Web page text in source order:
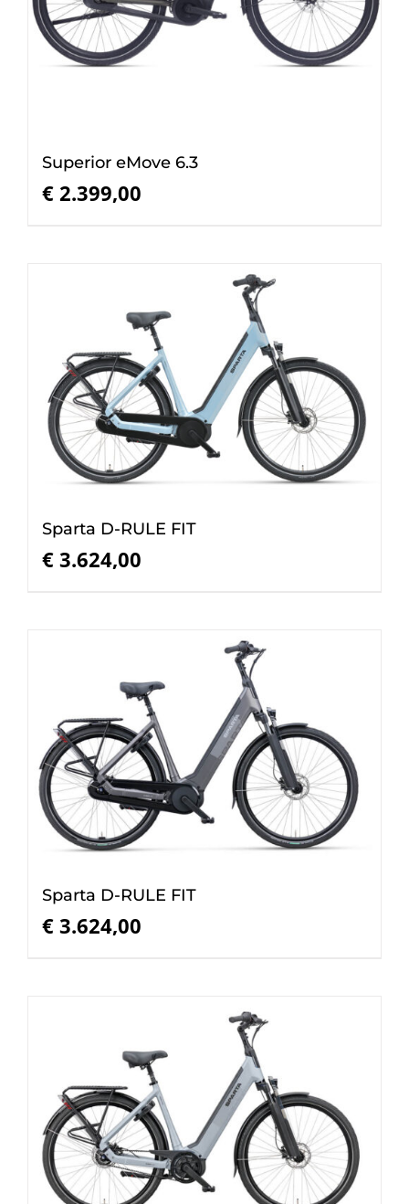
Superior eMove 6.3
€ 2.399,00
Sparta D-RULE FIT
€ 3.624,00
Sparta D-RULE FIT
€ 3.624,00